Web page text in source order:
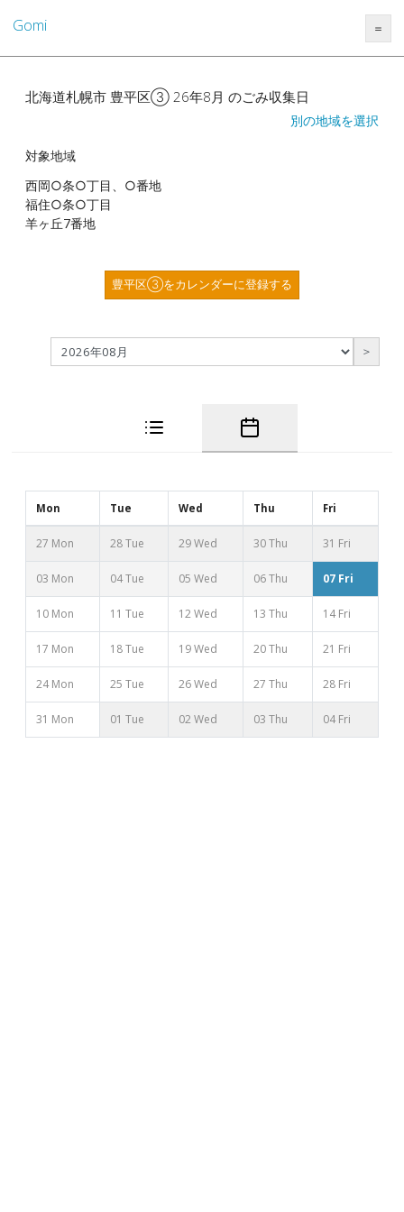
Gomi ＝
北海道札幌市 豊平区③ 26年8月 のごみ収集日
別の地域を選択
対象地域
西岡○条○丁目、○番地
福住○条○丁目
羊ヶ丘7番地
豊平区③をカレンダーに登録する
＞
Mon Tue Wed Thu Fri
27 Mon 28 Tue 29 Wed 30 Thu 31 Fri
03 Mon 04 Tue 05 Wed 06 Thu 07 Fri
10 Mon 11 Tue 12 Wed 13 Thu 14 Fri
17 Mon 18 Tue 19 Wed 20 Thu 21 Fri
24 Mon 25 Tue 26 Wed 27 Thu 28 Fri
31 Mon 01 Tue 02 Wed 03 Thu 04 Fri